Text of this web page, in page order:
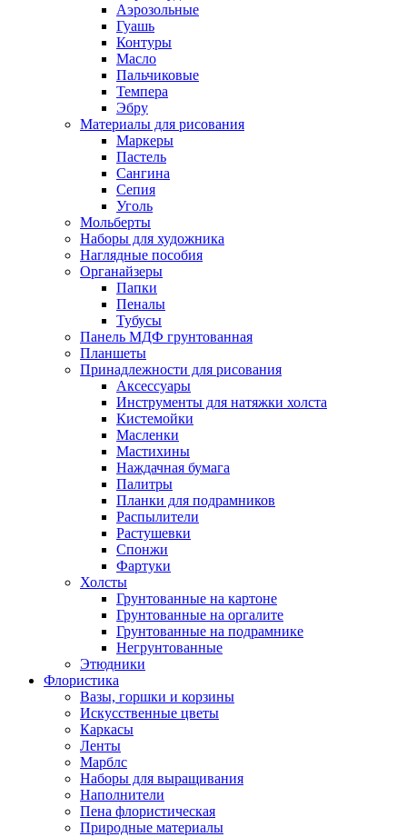
Аэрозольные
Гуашь
Контуры
Масло
Пальчиковые
Темпера
Эбру
Материалы для рисования
Маркеры
Пастель
Сангина
Сепия
Уголь
Мольберты
Наборы для художника
Наглядные пособия
Органайзеры
Папки
Пеналы
Тубусы
Панель МДФ грунтованная
Планшеты
Принадлежности для рисования
Аксессуары
Инструменты для натяжки холста
Кистемойки
Масленки
Мастихины
Наждачная бумага
Палитры
Планки для подрамников
Распылители
Растушевки
Спонжи
Фартуки
Холсты
Грунтованные на картоне
Грунтованные на оргалите
Грунтованные на подрамнике
Негрунтованные
Этюдники
Флористика
Вазы, горшки и корзины
Искусственные цветы
Каркасы
Ленты
Марблс
Наборы для выращивания
Наполнители
Пена флористическая
Природные материалы